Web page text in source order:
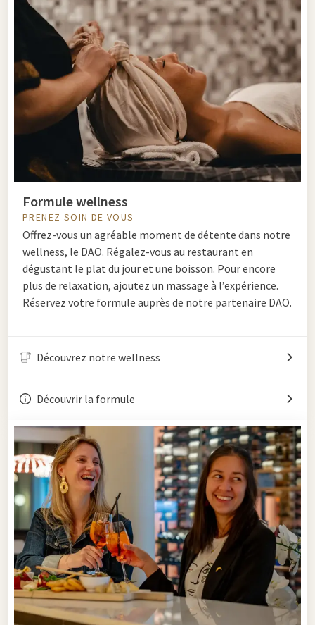
Formule wellness
PRENEZ SOIN DE VOUS
Offrez-vous un agréable moment de détente dans notre
wellness, le DAO. Régalez-vous au restaurant en
dégustant le plat du jour et une boisson. Pour encore
plus de relaxation, ajoutez un massage à l’expérience.
Réservez votre formule auprès de notre partenaire DAO.
Découvrez notre wellness
Découvrir la formule